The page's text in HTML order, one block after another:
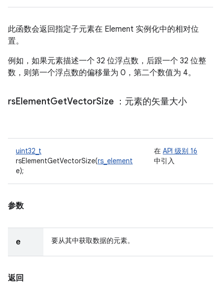
此函数会返回指定子元素在 Element 实例化中的相对位
置。
例如，如果元素描述一个 32 位浮点数，后跟一个 32 位整
数，则第一个浮点数的偏移量为 0，第二个数值为 4。
rsElementGetVectorSize ：元素的矢量大小
uint32_t
rsElementGetVectorSize(rs_element
e);
在 API 级别 16
中引入
参数
e 要从其中获取数据的元素。
返回